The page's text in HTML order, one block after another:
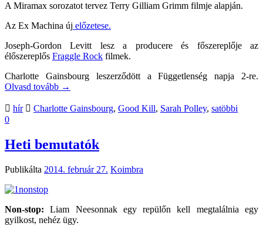
A Miramax sorozatot tervez Terry Gilliam Grimm filmje alapján.
Az Ex Machina új előzetese.
Joseph-Gordon Levitt lesz a producere és főszereplője az
élőszereplős Fraggle Rock filmek.
Charlotte Gainsbourg leszerződött a Függetlenség napja 2-re.
Olvasd tovább →
hír Charlotte Gainsbourg, Good Kill, Sarah Polley, satöbbi
0
Heti bemutatók
Publikálta 2014. február 27. Koimbra
Non-stop: Liam Neesonnak egy repülőn kell megtalálnia egy
gyilkost, nehéz ügy.